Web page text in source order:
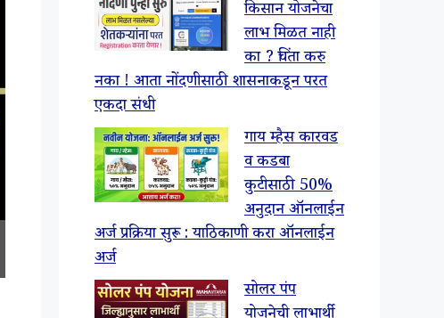
किसान योजनेचा
लाभ मिळत नाही
का ? चिंता करु
नका ! आता नोंदणीसाठी शासनाकडून परत
एकदा संधी
गाय म्हैस कारवड
व कडबा
कुटीसाठी 50%
अनुदान ऑनलाईन
अर्ज प्रक्रिया सुरू : याठिकाणी करा ऑनलाईन
अर्ज
सोलर पंप